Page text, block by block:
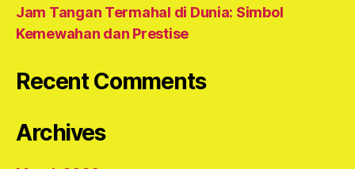
Jam Tangan Termahal di Dunia: Simbol
Kemewahan dan Prestise
Recent Comments
Archives